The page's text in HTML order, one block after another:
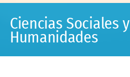
Ciencias Sociales y
Humanidades